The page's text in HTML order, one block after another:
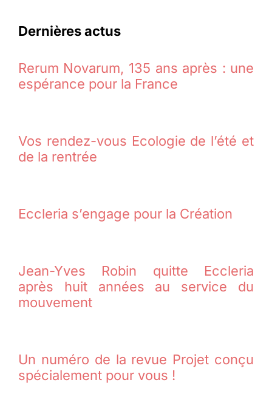
Dernières actus
Rerum Novarum, 135 ans après : une
espérance pour la France
Vos rendez-vous Ecologie de l’été et
de la rentrée
Eccleria s’engage pour la Création
Jean-Yves Robin quitte Eccleria
après huit années au service du
mouvement
Un numéro de la revue Projet conçu
spécialement pour vous !